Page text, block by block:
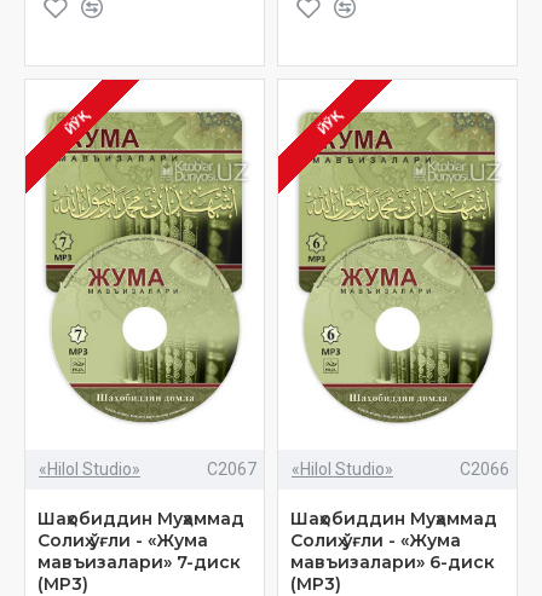
ЙЎҚ
«Hilol Studio» C2067
Шаҳобиддин Муҳаммад
Солиҳ ўғли - «Жума
мавъизалари» 7-диск
(МР3)
ЙЎҚ
«Hilol Studio» C2066
Шаҳобиддин Муҳаммад
Солиҳ ўғли - «Жума
мавъизалари» 6-диск
(МР3)